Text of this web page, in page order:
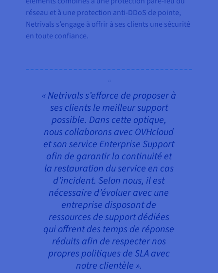
réseau et à une protection anti-DDoS de pointe,
Netrivals s’engage à offrir à ses clients une sécurité
en toute confiance.
« Netrivals s’efforce de proposer à
ses clients le meilleur support
possible. Dans cette optique,
nous collaborons avec OVHcloud
et son service Enterprise Support
afin de garantir la continuité et
la restauration du service en cas
d’incident. Selon nous, il est
nécessaire d’évoluer avec une
entreprise disposant de
ressources de support dédiées
qui offrent des temps de réponse
réduits afin de respecter nos
propres politiques de SLA avec
notre clientèle ».